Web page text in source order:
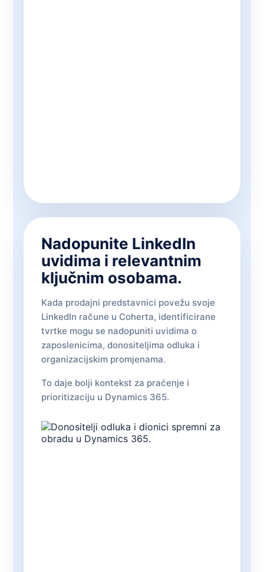
Nadopunite LinkedIn
uvidima i relevantnim
ključnim osobama.
Kada prodajni predstavnici povežu svoje
LinkedIn račune u Coherta, identificirane
tvrtke mogu se nadopuniti uvidima o
zaposlenicima, donositeljima odluka i
organizacijskim promjenama.
To daje bolji kontekst za praćenje i
prioritizaciju u Dynamics 365.